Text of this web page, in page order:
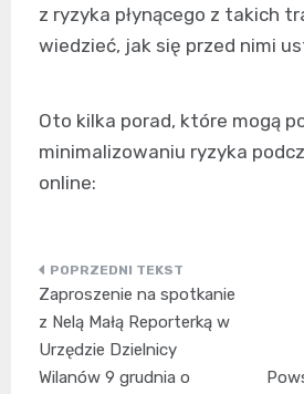
z ryzyka płynącego z takich
wiedzieć, jak się przed nimi
Oto kilka porad, które mogą
minimalizowaniu ryzyka
online:
Nawigacja
wpisu
Zaproszenie na spotkanie
z Nelą Małą Reporterką w
Urzędzie Dzielnicy
Wilanów 9 grudnia o